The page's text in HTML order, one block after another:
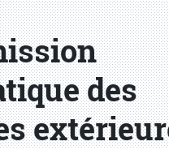
des